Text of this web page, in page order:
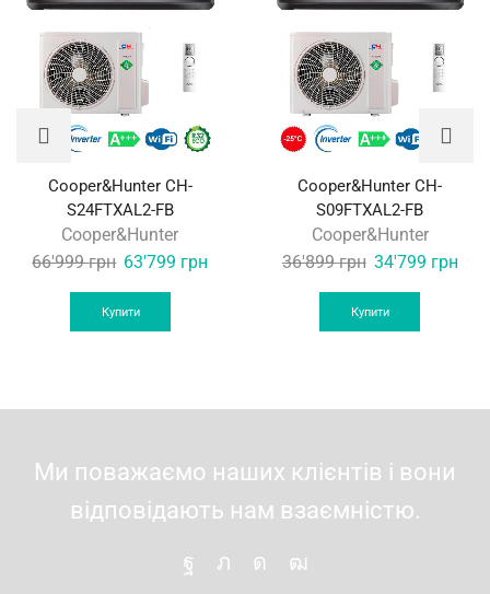
Cooper&Hunter CH-
S24FTXAL2-FB
Cooper&Hunter
66'999грн Original
was:
63'799 грн
Купити
Cooper&Hunter CH-
S09FTXAL2-FB
Cooper&Hunter
36'899грн Original
was:
34'799 грн
Купити
Ми поважаємо наших клієнтів і вони
відповідають нам взаємністю.